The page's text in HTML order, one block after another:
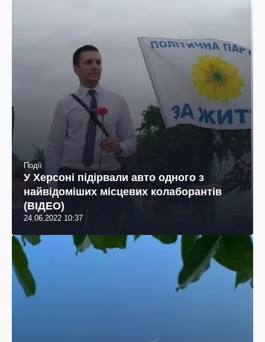
Події
У Херсоні підірвали авто одного з
найвідоміших місцевих колаборантів
(ВІДЕО)
24.06.2022 10:37